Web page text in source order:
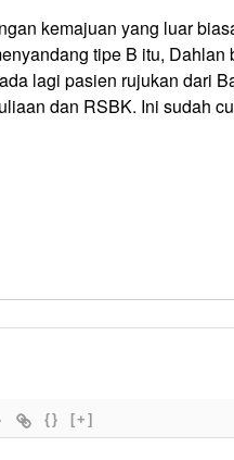
kemajuan yang luar
tipe B itu, Dahlan
lagi pasien rujukan dari
dan RSBK. Ini sudah
{} [+]